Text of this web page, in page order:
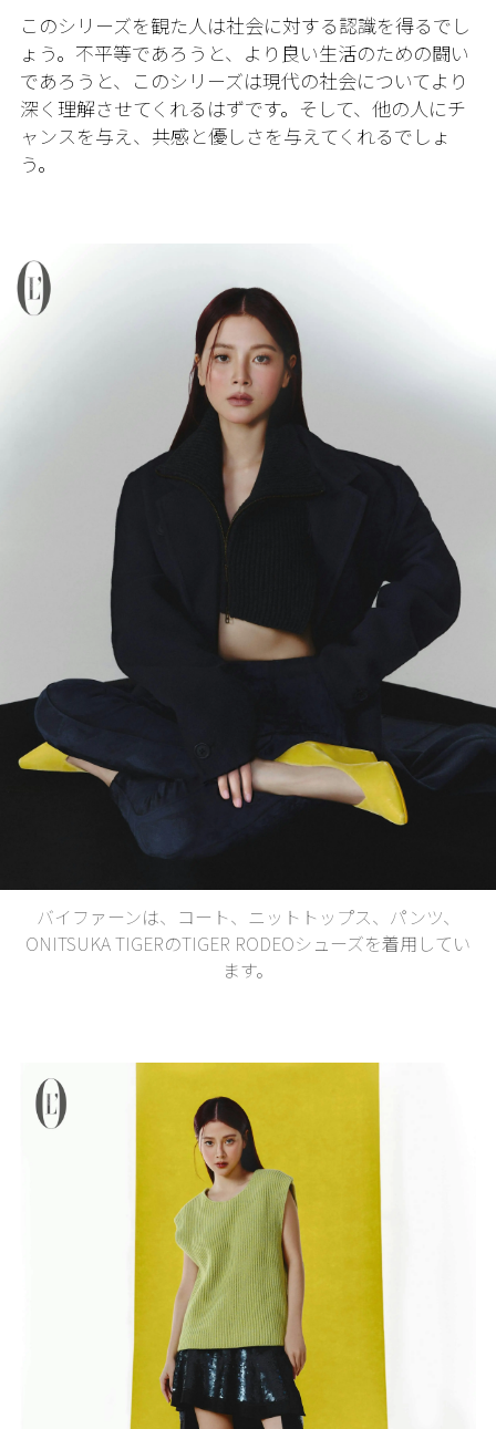
このシリーズを観た人は社会に対する認識を得るでし
ょう。不平等であろうと、より良い生活のための闘い
であろうと、このシリーズは現代の社会についてより
深く理解させてくれるはずです。そして、他の人にチ
ャンスを与え、共感と優しさを与えてくれるでしょ
う。
バイファーンは、コート、ニットトップス、パンツ、
ONITSUKA TIGERのTIGER RODEOシューズを着用してい
ます。